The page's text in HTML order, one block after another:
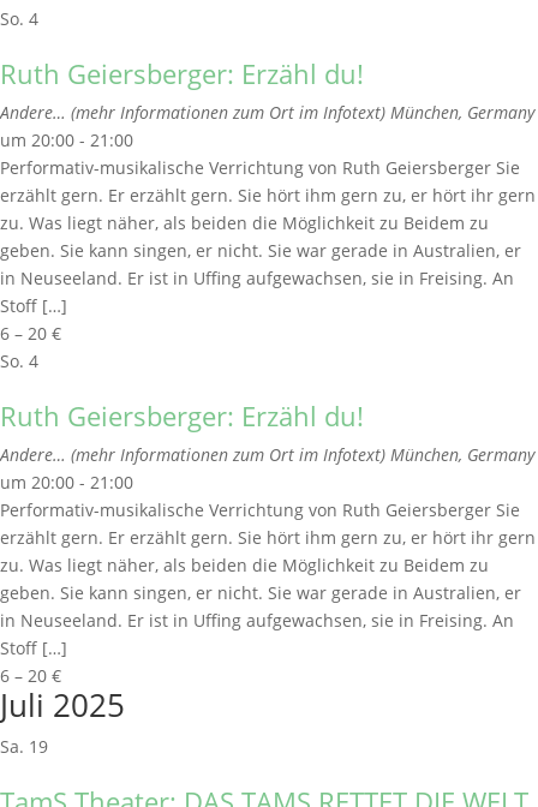
So. 4
Ruth Geiersberger: Erzähl du!
Andere… (mehr Informationen zum Ort im Infotext) München, Germany
um 20:00 - 21:00
Performativ-musikalische Verrichtung von Ruth Geiersberger Sie
erzählt gern. Er erzählt gern. Sie hört ihm gern zu, er hört ihr gern
zu. Was liegt näher, als beiden die Möglichkeit zu Beidem zu
geben. Sie kann singen, er nicht. Sie war gerade in Australien, er
in Neuseeland. Er ist in Uffing aufgewachsen, sie in Freising. An
Stoff […]
6 – 20 €
So. 4
Ruth Geiersberger: Erzähl du!
Andere… (mehr Informationen zum Ort im Infotext) München, Germany
um 20:00 - 21:00
Performativ-musikalische Verrichtung von Ruth Geiersberger Sie
erzählt gern. Er erzählt gern. Sie hört ihm gern zu, er hört ihr gern
zu. Was liegt näher, als beiden die Möglichkeit zu Beidem zu
geben. Sie kann singen, er nicht. Sie war gerade in Australien, er
in Neuseeland. Er ist in Uffing aufgewachsen, sie in Freising. An
Stoff […]
6 – 20 €
Juli 2025
Sa. 19